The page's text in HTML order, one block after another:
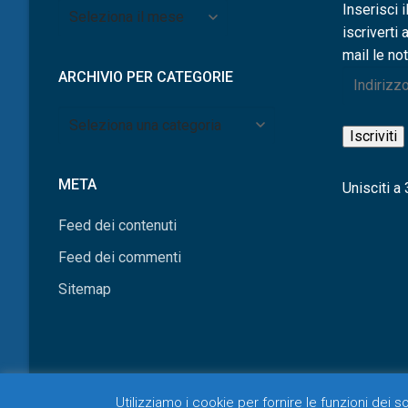
Archivio
ARCHIVIO PER CATEGORIE
Archivio
META
Feed dei contenuti
Feed dei commenti
Sitemap
Inserisci
iscriverti
mail le
Indirizzo
mail
Iscriviti
Unisciti a
Utilizziamo i cookie per fornire le funzioni dei